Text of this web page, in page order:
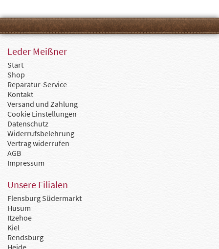
Leder Meißner
Start
Shop
Reparatur-Service
Kontakt
Versand und Zahlung
Cookie Einstellungen
Datenschutz
Widerrufsbelehrung
Vertrag widerrufen
AGB
Impressum
Unsere Filialen
Flensburg Südermarkt
Husum
Itzehoe
Kiel
Rendsburg
Heide